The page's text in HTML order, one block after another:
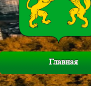
Главная